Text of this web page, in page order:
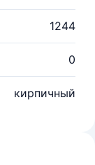
1244
0
кирпичный